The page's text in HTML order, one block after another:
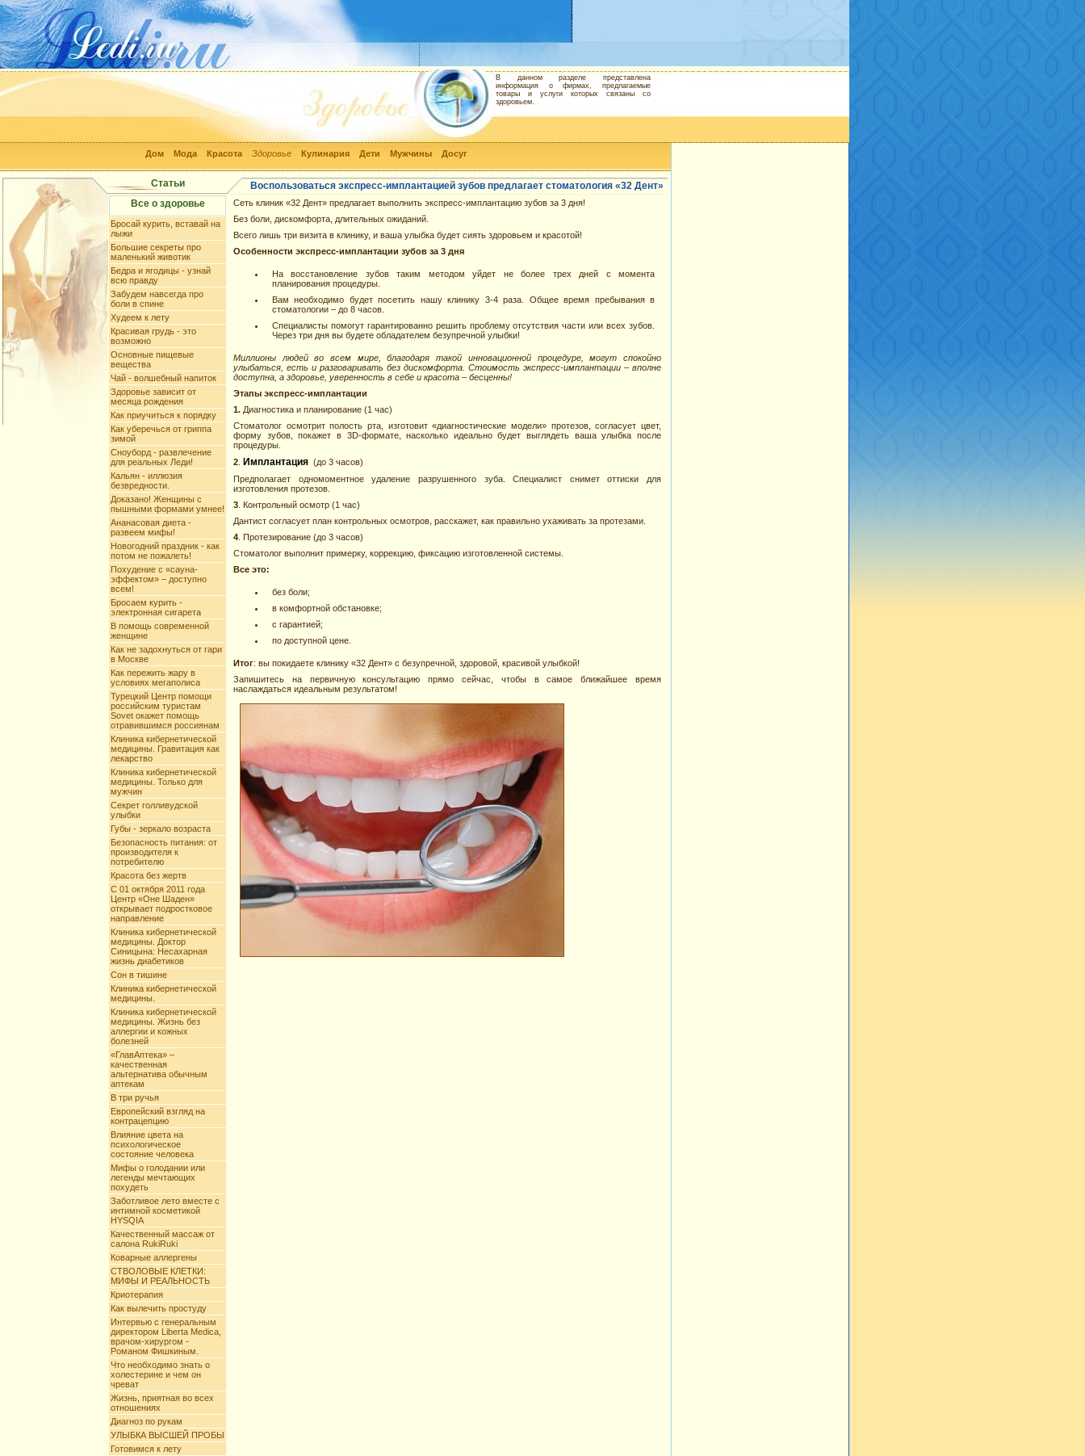
Дом Мода Красота Здоровье Кулинария Дети Мужчины Досуг
В данном разделе представлена
информация о фирмах, предлагаемые
товары и услуги которых связаны со
здоровьем.
Статьи
Воспользоваться экспресс-имплантацией зубов предлагает стоматология «32 Дент»
Все о здоровье
Бросай курить, вставай на
лыжи
Большие секреты про
маленький животик
Бедра и ягодицы - узнай
всю правду
Забудем навсегда про
боли в спине
Худеем к лету
Красивая грудь - это
возможно
Основные пищевые
вещества
Чай - волшебный напиток
Здоровье зависит от
месяца рождения
Как приучиться к порядку
Как уберечься от гриппа
зимой
Сноуборд - развлечение
для реальных Леди!
Кальян - иллюзия
безвредности.
Доказано! Женщины с
пышными формами умнее!
Ананасовая диета -
развеем мифы!
Новогодний праздник - как
потом не пожалеть!
Похудение с «сауна-
эффектом» – доступно
всем!
Бросаем курить -
электронная сигарета
В помощь современной
женщине
Как не задохнуться от гари
в Москве
Как пережить жару в
условиях мегаполиса
Турецкий Центр помощи
российским туристам
Sovet окажет помощь
отравившимся россиянам
Клиника кибернетической
медицины. Гравитация как
лекарство
Клиника кибернетической
медицины. Только для
мужчин
Секрет голливудской
улыбки
Губы - зеркало возраста
Безопасность питания: от
производителя к
потребителю
Красота без жертв
С 01 октября 2011 года
Центр «Оне Шаден»
открывает подростковое
направление
Клиника кибернетической
медицины. Доктор
Синицына: Несахарная
жизнь диабетиков
Сон в тишине
Клиника кибернетической
медицины.
Клиника кибернетической
медицины. Жизнь без
аллергии и кожных
болезней
«ГлавАптека» –
качественная
альтернатива обычным
аптекам
В три ручья
Европейский взгляд на
контрацепцию
Влияние цвета на
психологическое
состояние человека
Мифы о голодании или
легенды мечтающих
похудеть
Заботливое лето вместе с
интимной косметикой
HYSQIA
Качественный массаж от
салона RukiRuki
Коварные аллергены
СТВОЛОВЫЕ КЛЕТКИ:
МИФЫ И РЕАЛЬНОСТЬ
Криотерапия
Как вылечить простуду
Интервью с генеральным
директором Liberta Mediсa,
врачом-хирургом -
Романом Фишкиным.
Что необходимо знать о
холестерине и чем он
чреват
Жизнь, приятная во всех
отношениях
Диагноз по рукам
УЛЫБКА ВЫСШЕЙ ПРОБЫ
Готовимся к лету
Сеть клиник «32 Дент» предлагает выполнить экспресс-имплантацию зубов за 3 дня!
Без боли, дискомфорта, длительных ожиданий.
Всего лишь три визита в клинику, и ваша улыбка будет сиять здоровьем и красотой!
Особенности экспресс-имплантации зубов за 3 дня
На восстановление зубов таким методом уйдет не более трех дней с момента
планирования процедуры.
Вам необходимо будет посетить нашу клинику 3-4 раза. Общее время пребывания в
стоматологии – до 8 часов.
Специалисты помогут гарантированно решить проблему отсутствия части или всех зубов.
Через три дня вы будете обладателем безупречной улыбки!
Миллионы людей во всем мире, благодаря такой инновационной процедуре, могут спокойно
улыбаться, есть и разговаривать без дискомфорта. Стоимость экспресс-имплантации – вполне
доступна, а здоровье, уверенность в себе и красота – бесценны!
Этапы экспресс-имплантации
1. Диагностика и планирование (1 час)
Стоматолог осмотрит полость рта, изготовит «диагностические модели» протезов, согласует цвет,
форму зубов, покажет в 3D-формате, насколько идеально будет выглядеть ваша улыбка после
процедуры.
2
Имплантация (до 3 часов)
Предполагает одномоментное удаление разрушенного зуба. Специалист снимет оттиски для
изготовления протезов.
3 . Контрольный осмотр (1 час)
Дантист согласует план контрольных осмотров, расскажет, как правильно ухаживать за протезами.
4 . Протезирование (до 3 часов)
Стоматолог выполнит примерку, коррекцию, фиксацию изготовленной системы.
Все это:
без боли;
в комфортной обстановке;
с гарантией;
по доступной цене.
Итог: вы покидаете клинику «32 Дент» с безупречной, здоровой, красивой улыбкой!
Запишитесь на первичную консультацию прямо сейчас, чтобы в самое ближайшее время
наслаждаться идеальным результатом!